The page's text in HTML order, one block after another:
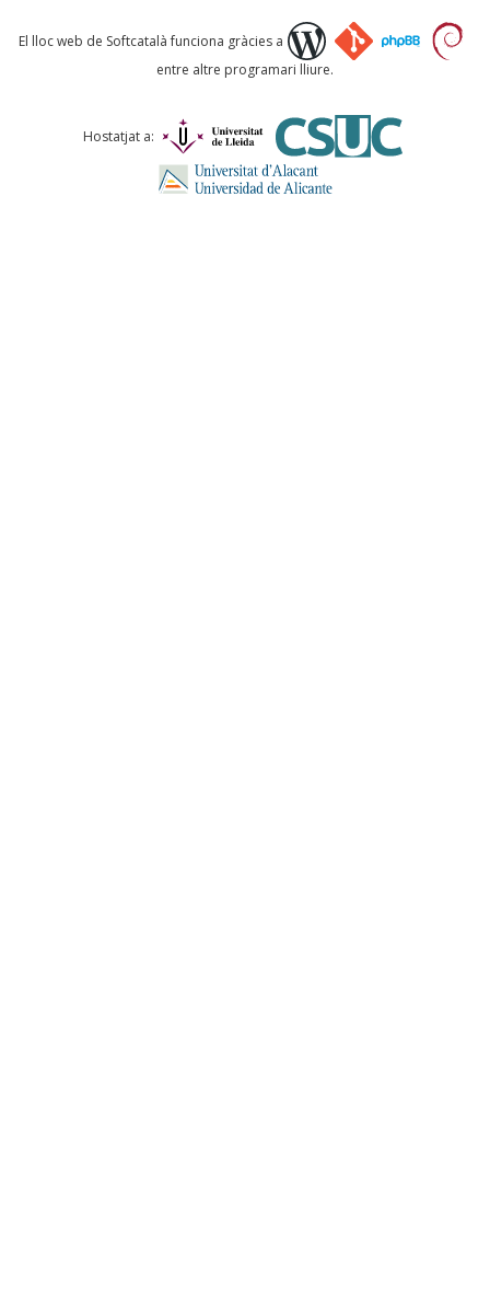
Què proposeu?
Comentari *
El lloc web de Softcatalà funciona gràcies a
entre altre programari lliure.
Hostatjat a: